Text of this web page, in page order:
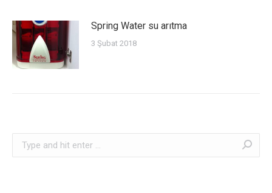
Spring Water su arıtma
3 Şubat 2018
Search: